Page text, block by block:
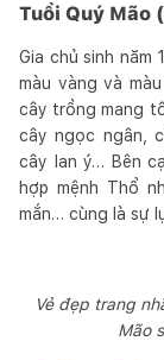
Tuổi Quý Mão
Gia chủ sinh năm
màu vàng và
cây trồng mang
cây ngọc ngân,
cây lan ý… Bên
hợp mệnh Thổ
mắn… cùng là sự
Vẻ đẹp trang
Mão